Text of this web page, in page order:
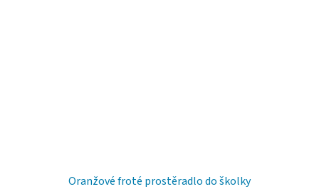
Oranžové froté prostěradlo do školky